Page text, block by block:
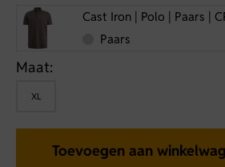
Cast Iron | Polo | Paars |
Paars
Maat:
XL
Toevoegen aan